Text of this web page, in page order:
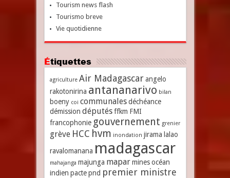
Tourism news flash
Tourismo breve
Vie quotidienne
Étiquettes
agriculture Air Madagascar angelo
rakotonirina antananarivo bilan
boeny coi communales déchéance
démission députés ffkm FMI
francophonie gouvernement grenier
grève HCC hvm inondation jirama lalao
ravalomanana madagascar
mahajanga majunga mapar mines océan
indien pacte pnd premier ministre